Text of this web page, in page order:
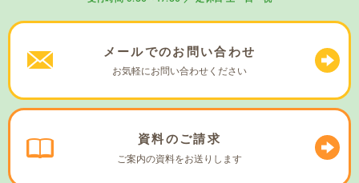
メールでのお問い合わせ
お気軽にお問い合わせください
資料のご請求
ご案内の資料をお送りします